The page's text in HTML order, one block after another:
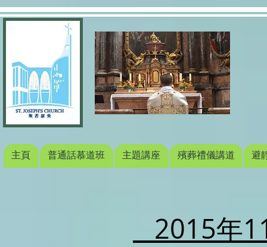
主頁 普通話慕道班 主題講座 殯葬禮儀講道 避
2015年